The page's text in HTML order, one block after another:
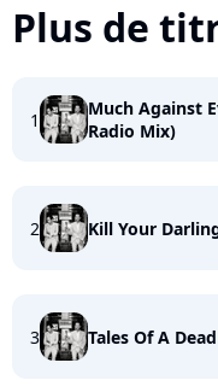
Plus de
1
Much Against
Radio Mix)
2 Kill Your
3 Tales Of A